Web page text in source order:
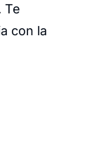
Te
con la